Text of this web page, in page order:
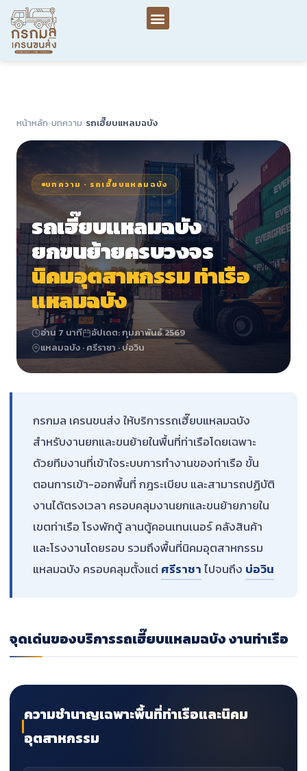
หน้าหลัก›บทความ›รถเฮี๊ยบแหลมฉบัง
บทความ · รถเฮี๊ยบแหลมฉบัง
รถเฮี๊ยบแหลมฉบัง
ยกขนย้ายครบวงจร
นิคมอุตสาหกรรม ท่าเรือ
แหลมฉบัง
อ่าน 7 นาที
อัปเดต: กุมภาพันธ์ 2569
แหลมฉบัง · ศรีราชา · บ่อวิน
กรกมล เครนขนส่ง ให้บริการรถเฮี๊ยบแหลมฉบัง
สำหรับงานยกและขนย้ายในพื้นที่ท่าเรือโดยเฉพาะ
ด้วยทีมงานที่เข้าใจระบบการทำงานของท่าเรือ ขั้น
ตอนการเข้า-ออกพื้นที่ กฎระเบียบ และสามารถปฏิบัติ
งานได้ตรงเวลา ครอบคลุมงานยกและขนย้ายภายใน
เขตท่าเรือ โรงพักตู้ ลานตู้คอนเทนเนอร์ คลังสินค้า
และโรงงานโดยรอบ รวมถึงพื้นที่นิคมอุตสาหกรรม
แหลมฉบัง ครอบคลุมตั้งแต่ ศรีราชาไปจนถึง บ่อวิน
จุดเด่นของบริการรถเฮี๊ยบแหลมฉบัง งานท่าเรือ
ความชำนาญเฉพาะพื้นที่ท่าเรือและนิคม
อุตสาหกรรม